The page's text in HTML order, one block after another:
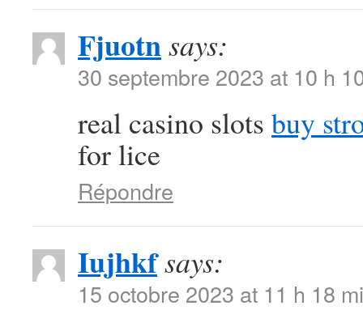
Fjuotnsays:
30 septembre 2023 at 10 h
real casino slots buy
for lice
Répondre
Iujhkfsays:
15 octobre 2023 at 11 h 18